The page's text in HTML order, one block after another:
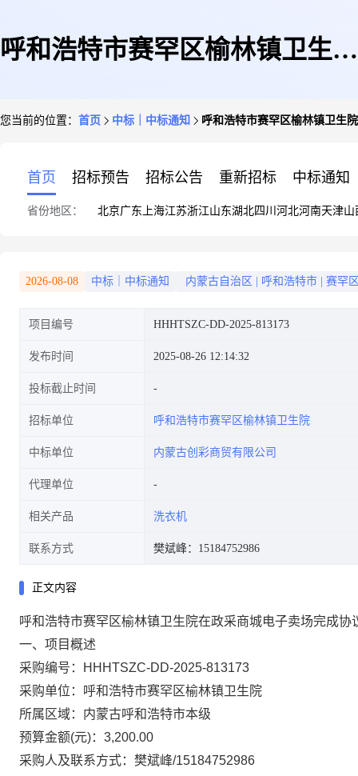
呼和浩特市赛罕区榆林镇卫生院
您当前的位置： 首页 中标｜中标通知 呼和浩特市赛罕区榆林镇卫生
首页 招标预告 招标公告 重新招标 中标通知
省份地区： 北京广东 上海江苏浙江山东湖北四川 河北河南天津山
2026-08-08 中标｜中标通知 内蒙古自治区 呼和浩特市 赛罕
项目编号 HHHTSZC-DD-2025-813173
发布时间 2025-08-26 12:14:32
投标截止时间
招标单位 呼和浩特市赛罕区榆林镇卫生院
中标单位 内蒙古创彩商贸有限公司
代理单位
相关产品 洗衣机
联系方式 樊斌峰：15184752986
正文内容
呼和浩特市赛罕区榆林镇卫生院在政采商城电子卖场完成
一、项目概述
采购编号：HHHTSZC-DD-2025-813173
采购单位：呼和浩特市赛罕区榆林镇卫生院
所属区域：内蒙古呼和浩特市本级
预算金额(元)：3,200.00
采购人及联系方式：樊斌峰/15184752986